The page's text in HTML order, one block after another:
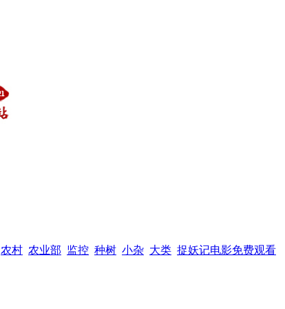
农村 农业部 监控 种树 小杂 大类 捉妖记电影免费观看